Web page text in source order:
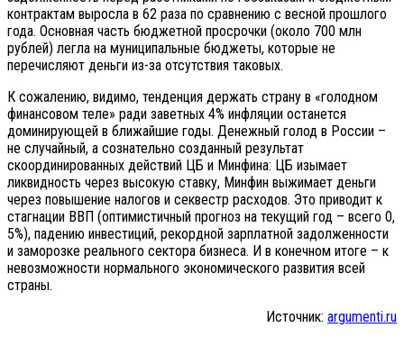
контрактам выросла в 62 раза по сравнению с весной прошлого
года. Основная часть бюджетной просрочки (около 700 млн
рублей) легла на муниципальные бюджеты, которые не
перечисляют деньги из-за отсутствия таковых.
К сожалению, видимо, тенденция держать страну в «голодном
финансовом теле» ради заветных 4% инфляции останется
доминирующей в ближайшие годы. Денежный голод в России –
не случайный, а сознательно созданный результат
скоординированных действий ЦБ и Минфина: ЦБ изымает
ликвидность через высокую ставку, Минфин выжимает деньги
через повышение налогов и секвестр расходов. Это приводит к
стагнации ВВП (оптимистичный прогноз на текущий год – всего 0,
5%), падению инвестиций, рекордной зарплатной задолженности
и заморозке реального сектора бизнеса. И в конечном итоге – к
невозможности нормального экономического развития всей
страны.
Источник: argumenti.ru